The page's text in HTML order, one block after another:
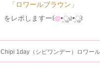
「ロワールブラウン」
をレポしますー꒰◍•̤ु௰•̤ु꒱
Chipi 1day（シピワンデー）ロワー